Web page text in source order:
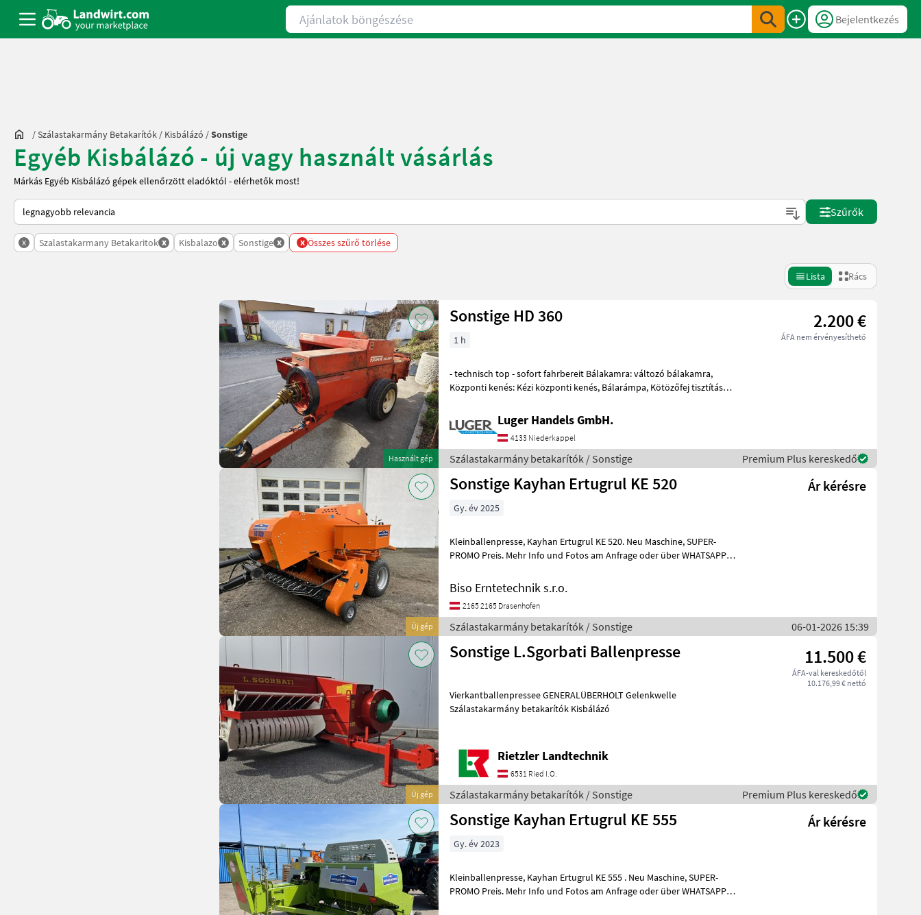
Ajánlatok böngészése
Bejelentkezés
/Szálastakarmány Betakarítók / Kisbálázó /Sonstige
Egyéb Kisbálázó - új vagy használt vásárlás
Márkás Egyéb Kisbálázó gépek ellenőrzött eladóktól - elérhetők most!
Így van sorba rendezve a Landwirt.com-on
Szűrők
x Szalastakarmany Betakaritok x Kisbalazo x Sonstige x x Összes szűrő törlése
Lista Rács
Használt gép
Sonstige HD 360 2.200 €
ÁFA nem érvényesíthető
1 h
- technisch top - sofort fahrbereit Bálakamra: változó bálakamra,
Központi kenés: Kézi központi kenés, Bálarámpa, Kötözőfej tisztítás
Luger Handels GmbH.
4133 Niederkappel
Szálastakarmány betakarítók / Sonstige Premium Plus kereskedő
Új gép
Sonstige Kayhan Ertugrul KE 520 Ár kérésre
Gy. év 2025
Kleinballenpresse, Kayhan Ertugrul KE 520. Neu Maschine, SUPER-
PROMO Preis. Mehr Info und Fotos am Anfrage oder über WHATSAPP.
Biso Erntetechnik s.r.o.
2165 2165 Drasenhofen
Szálastakarmány betakarítók / Sonstige 06-01-2026 15:39
Új gép
Sonstige L.Sgorbati Ballenpresse 11.500 €
ÁFA-val kereskedőtől
10.176,99 € nettó
Vierkantballenpressee GENERALÜBERHOLT Gelenkwelle
Szálastakarmány betakarítók Kisbálázó
Rietzler Landtechnik
6531 Ried I.O.
Szálastakarmány betakarítók / Sonstige Premium Plus kereskedő
Sonstige Kayhan Ertugrul KE 555 Ár kérésre
Gy. év 2023
Kleinballenpresse, Kayhan Ertugrul KE 555 . Neu Maschine, SUPER-
PROMO Preis. Mehr Info und Fotos am Anfrage oder über WHATSAPP.